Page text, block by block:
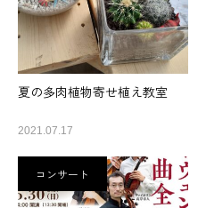
夏の多肉植物寄せ植え教室
2021.07.17
コンサート